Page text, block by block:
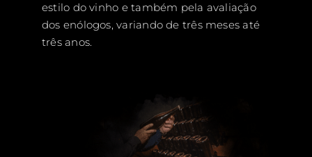
estilo do vinho e também pela avaliação
dos enólogos, variando de três meses até
três anos.